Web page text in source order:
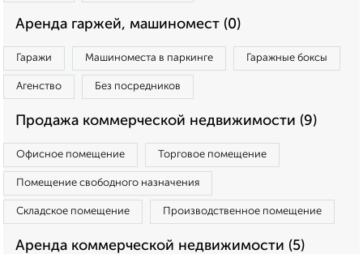
Аренда гаржей, машиномест (0)
Гаражи Машиноместа в паркинге Гаражные боксы
Агенство Без посредников
Продажа коммерческой недвижимости (9)
Офисное помещение Торговое помещение
Помещение свободного назначения
Складское помещение Производственное помещение
Аренда коммерческой недвижимости (5)